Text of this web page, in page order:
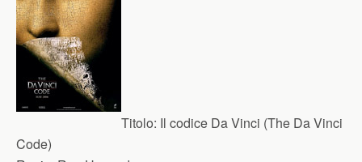
Titolo: Il codice Da Vinci (The Da Vinci
Code)